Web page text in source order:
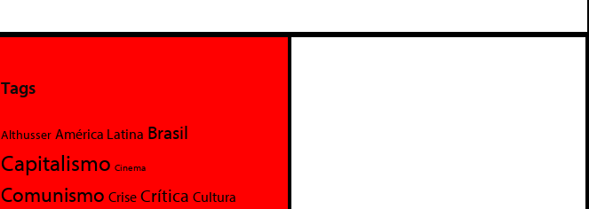
Tags
Althusser América Latina Brasil
Capitalismo Cinema
Comunismo Crise Crítica Cultura